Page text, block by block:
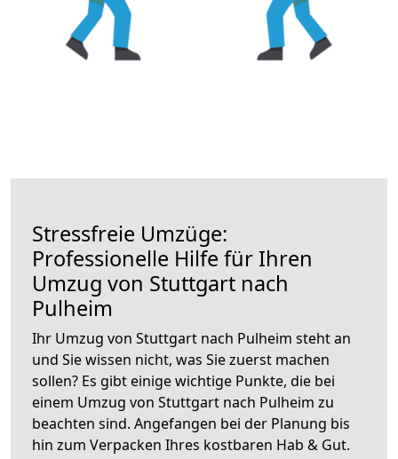
Stressfreie Umzüge:
Professionelle Hilfe für Ihren
Umzug von Stuttgart nach
Pulheim
Ihr Umzug von Stuttgart nach Pulheim steht an
und Sie wissen nicht, was Sie zuerst machen
sollen? Es gibt einige wichtige Punkte, die bei
einem Umzug von Stuttgart nach Pulheim zu
beachten sind. Angefangen bei der Planung bis
hin zum Verpacken Ihres kostbaren Hab & Gut.